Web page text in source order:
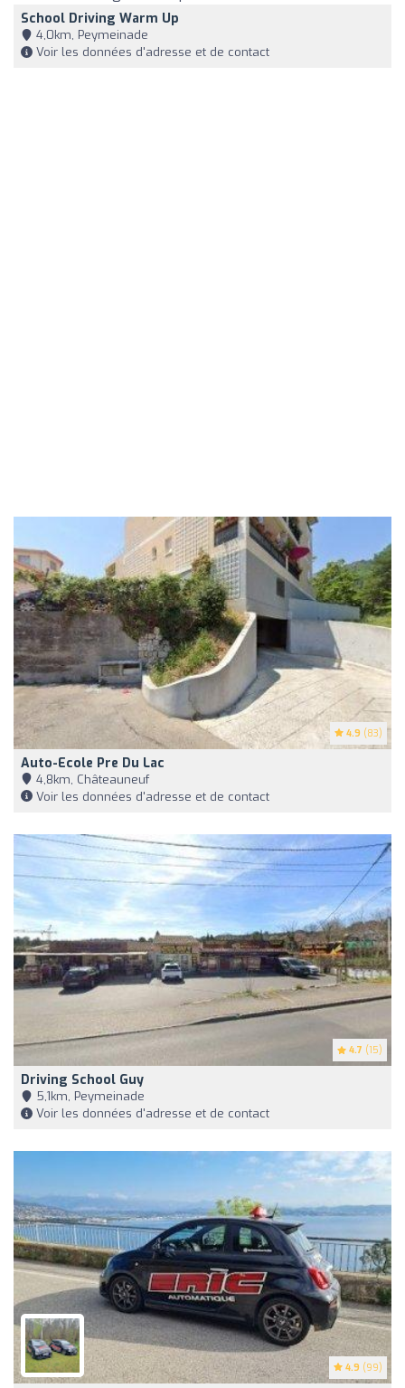
School Driving Warm Up
4,0km, Peymeinade
Voir les données d'adresse et de contact
4.9 (83)
Auto-Ecole Pre Du Lac
4,8km, Châteauneuf
Voir les données d'adresse et de contact
4.7 (15)
Driving School Guy
5,1km, Peymeinade
Voir les données d'adresse et de contact
4.9 (99)